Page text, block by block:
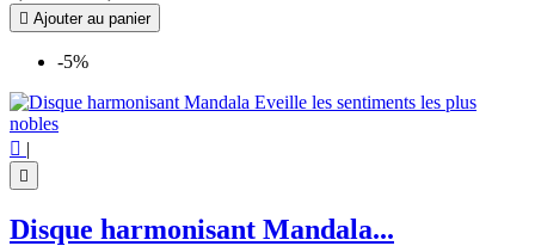
 Ajouter au panier
-5%
 |

Disque harmonisant Mandala...